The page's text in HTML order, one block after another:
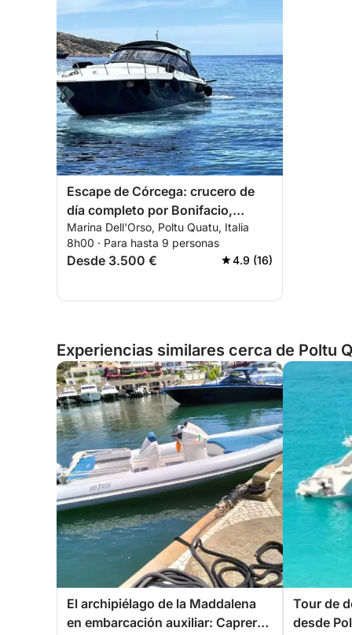
Escape de Córcega: crucero de
día completo por Bonifacio,
Cavallò e Isola Piana
Marina Dell'Orso, Poltu Quatu, Italia
8h00 · Para hasta 9 personas
Desde 3.500 € 4.9 (16)
Experiencias similares cerca de Poltu
El archipiélago de la Maddalena
en embarcación auxiliar: Caprera,
Tour de
desde